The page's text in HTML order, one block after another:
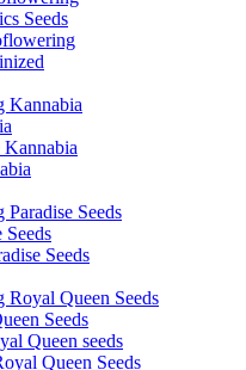
Seeds
Kannabia
Seeds
Seeds
Seeds
Queen Seeds
Seeds
Queen seeds
Queen Seeds